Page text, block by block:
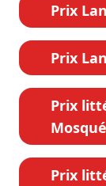
Prix
Prix
Prix
Prix